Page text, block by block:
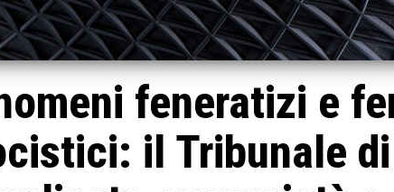
feneratizi e
il Tribunale